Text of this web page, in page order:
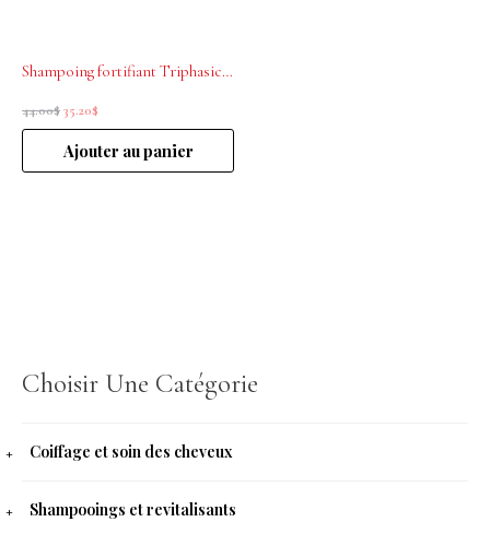
Choisir Une Catégorie
Coiffage et soin des cheveux
Shampooings et revitalisants
Shampoing fortifiant Triphasic Rene Furterer 200ml
44.00$35.20$
Ajouter au panier